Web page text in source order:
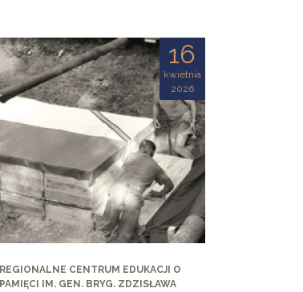
16
kwietnia
2026
REGIONALNE CENTRUM EDUKACJI O
PAMIĘCI IM. GEN. BRYG. ZDZISŁAWA